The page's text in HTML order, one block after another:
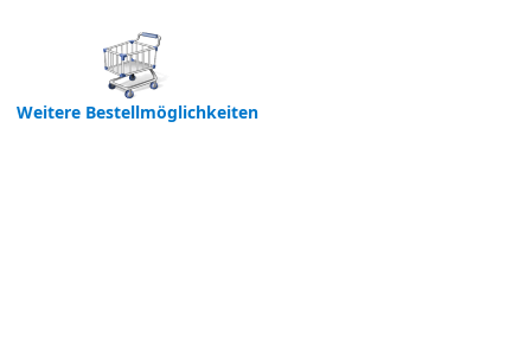
Weitere Bestellmöglichkeiten